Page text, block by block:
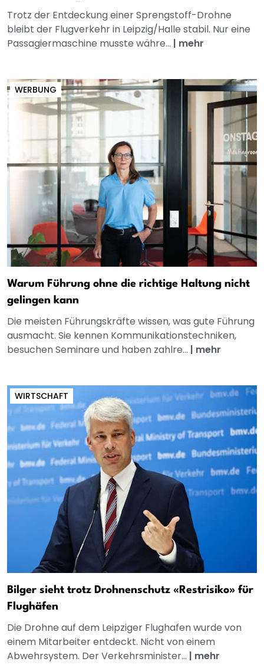
Trotz der Entdeckung einer Sprengstoff-Drohne
bleibt der Flugverkehr in Leipzig/Halle stabil. Nur eine
Passagiermaschine musste währe... | mehr
WERBUNG
Warum Führung ohne die richtige Haltung nicht
gelingen kann
Die meisten Führungskräfte wissen, was gute Führung
ausmacht. Sie kennen Kommunikationstechniken,
besuchen Seminare und haben zahlre... | mehr
WIRTSCHAFT
Bilger sieht trotz Drohnenschutz «Restrisiko» für
Flughäfen
Die Drohne auf dem Leipziger Flughafen wurde von
einem Mitarbeiter entdeckt. Nicht von einem
Abwehrsystem. Der Verkehrsminister... | mehr